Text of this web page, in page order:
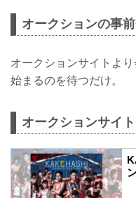
オークションの事
オークションサイトよ
始まるのを待つだけ。
オークションサイト